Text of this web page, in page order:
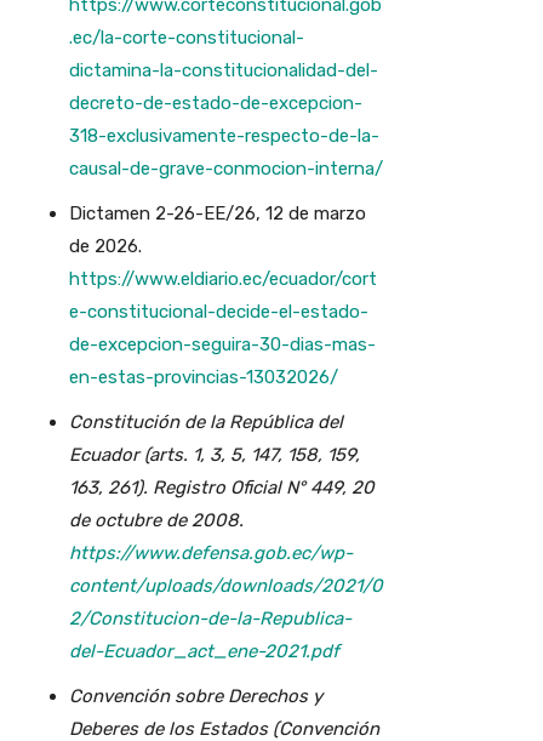
.ec/la-corte-constitucional-
dictamina-la-constitucionalidad-del-
decreto-de-estado-de-excepcion-
318-exclusivamente-respecto-de-la-
causal-de-grave-conmocion-interna/
Dictamen 2-26-EE/26, 12 de marzo
de 2026.
https://www.eldiario.ec/ecuador/cort
e-constitucional-decide-el-estado-
de-excepcion-seguira-30-dias-mas-
en-estas-provincias-13032026/
Constitución de la República del
Ecuador (arts. 1, 3, 5, 147, 158, 159,
163, 261). Registro Oficial N° 449, 20
de octubre de 2008.
https://www.defensa.gob.ec/wp-
content/uploads/downloads/2021/0
2/Constitucion-de-la-Republica-
del-Ecuador_act_ene-2021.pdf
Convención sobre Derechos y
Deberes de los Estados (Convención